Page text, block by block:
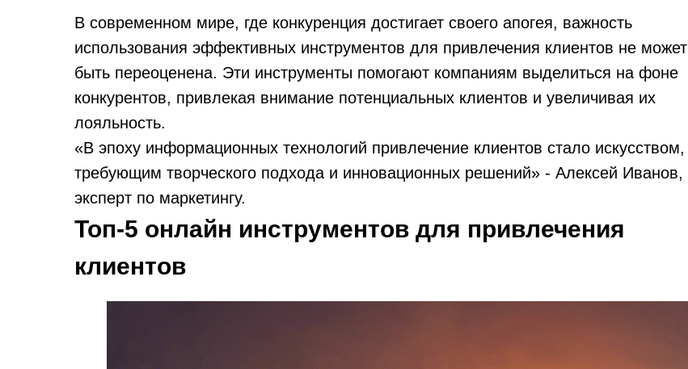
В современном мире, где конкуренция достигает своего апогея, важность
использования эффективных инструментов для привлечения клиентов не может
быть переоценена. Эти инструменты помогают компаниям выделиться на фоне
конкурентов, привлекая внимание потенциальных клиентов и увеличивая их
лояльность.
«В эпоху информационных технологий привлечение клиентов стало искусством,
требующим творческого подхода и инновационных решений» - Алексей Иванов,
эксперт по маркетингу.
Топ-5 онлайн инструментов для привлечения
клиентов